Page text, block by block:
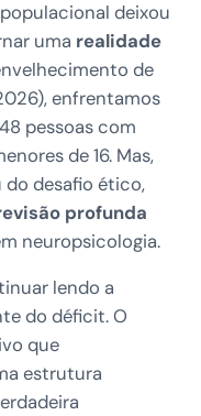
deixou
uma realidade
de
enfrentamos
pessoas com
de 16. Mas,
do desafio ético,
profunda
neuropsicologia.
lendo a
do déficit. O
que
estrutura